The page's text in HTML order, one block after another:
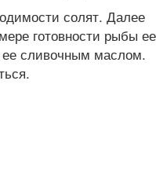
солят. Далее
готовности рыбы ее
сливочным маслом.